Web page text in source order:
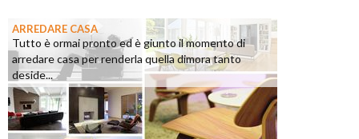
ARREDARE CASA
Tutto è ormai pronto ed è giunto il momento di
arredare casa per renderla quella dimora tanto
deside...